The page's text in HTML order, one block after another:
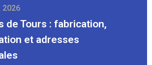
2026
de Tours : fabrication,
et adresses